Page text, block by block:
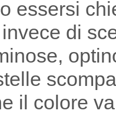
essersi
di
il colore